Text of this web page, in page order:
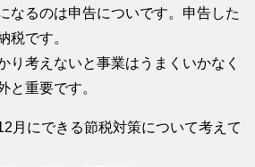
なるのは申告についです。申告した
税です。
り考えないと事業はうまくいかなく
と重要です。
月にできる節税対策について考えて